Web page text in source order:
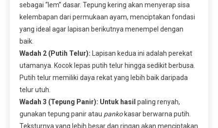
sebagai “lem” dasar. Tepung kering akan menyerap sisa
kelembapan dari permukaan ayam, menciptakan fondasi
yang ideal agar lapisan berikutnya menempel dengan
baik.
Wadah 2 (Putih Telur): Lapisan kedua ini adalah perekat
utamanya. Kocok lepas putih telur hingga sedikit berbusa.
Putih telur memiliki daya rekat yang lebih baik daripada
telur utuh.
Wadah 3 (Tepung Panir): Untuk hasil paling renyah,
gunakan tepung panir atau pankokasar berwarna putih.
Teksturnya yang lebih besar dan ringan akan menciptakan